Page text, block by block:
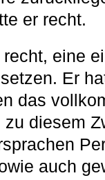
er recht.
eine
Er
das
diesem
auch